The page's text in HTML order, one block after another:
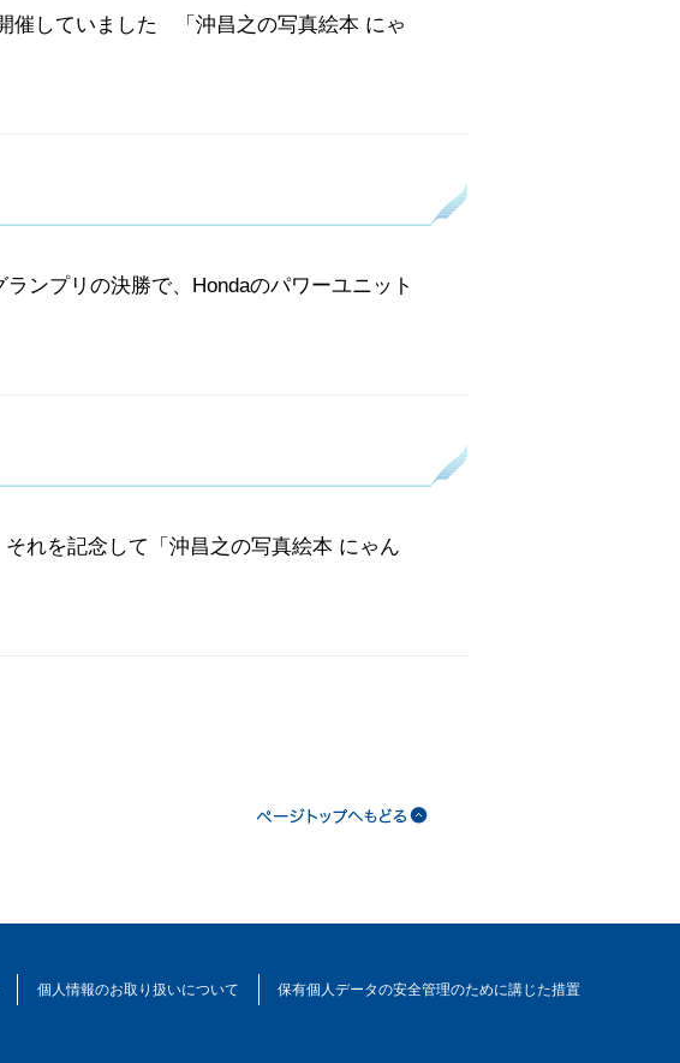
催していました 「沖昌之の写真絵本 にゃ
ンプリの決勝で、Hondaのパワーユニット
れを記念して「沖昌之の写真絵本 にゃん
個人情報のお取り扱いについて 保有個人データの安全管理のために講じた措置